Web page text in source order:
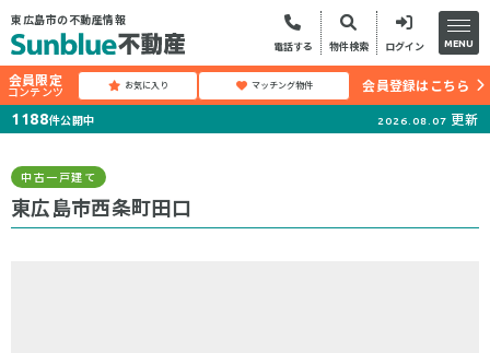
東広島市の不動産情報
電話する 物件検索 ログイン MENU
会員限定
コンテンツ お気に入り マッチング物件 会員登録はこちら
1188件公開中 2026.08.07 更新
中古一戸建て
東広島市西条町田口